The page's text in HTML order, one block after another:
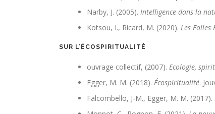
Narby, J. (2005). Intelligence dans la
Kotsou, I., Ricard, M. (2020). Les Folles
SUR L’ÉCOSPIRITUALITÉ
ouvrage collectif, (2007). Ecologie,
Egger, M. M. (2018). Écospiritualité.
Falcombello, J-M., Egger, M. M. (2017).